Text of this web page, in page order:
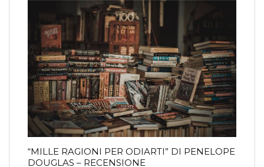
“MILLE RAGIONI PER ODIARTI” DI PENELOPE
DOUGLAS – RECENSIONE